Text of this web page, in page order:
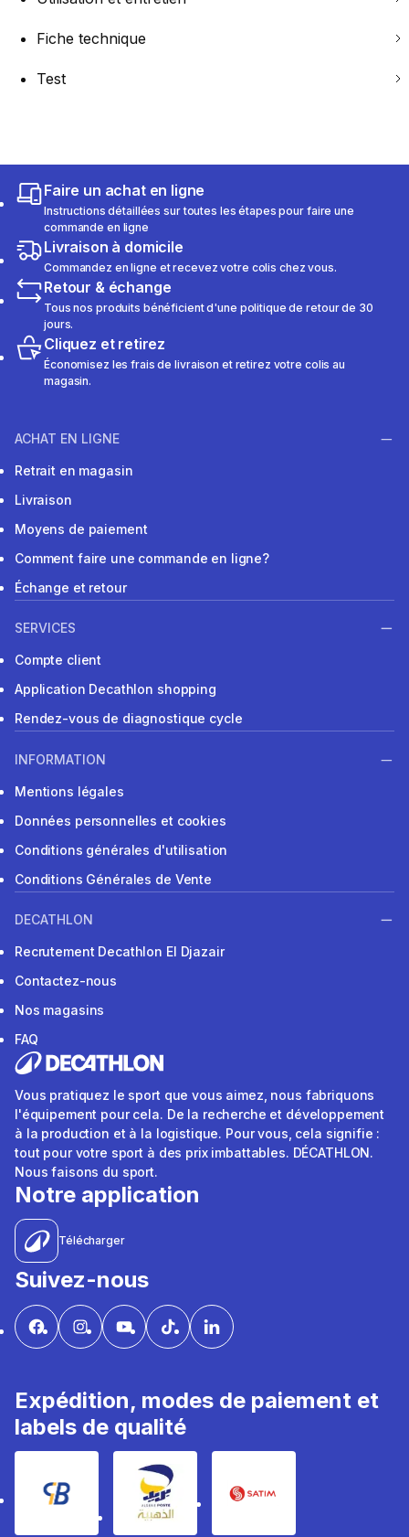
Fiche technique
Test
Faire un achat en ligne
Instructions détaillées sur toutes les étapes pour faire une
commande en ligne
Livraison à domicile
Commandez en ligne et recevez votre colis chez vous.
Retour & échange
Tous nos produits bénéficient d'une politique de retour de 30
jours.
Cliquez et retirez
Économisez les frais de livraison et retirez votre colis au
magasin.
ACHAT EN LIGNE
Retrait en magasin
Livraison
Moyens de paiement
Comment faire une commande en ligne?
Échange et retour
SERVICES
Compte client
Application Decathlon shopping
Rendez-vous de diagnostique cycle
INFORMATION
Mentions légales
Données personnelles et cookies
Conditions générales d'utilisation
Conditions Générales de Vente
DECATHLON
Recrutement Decathlon El Djazair
Contactez-nous
Nos magasins
FAQ
Vous pratiquez le sport que vous aimez, nous fabriquons
l'équipement pour cela. De la recherche et développement
à la production et à la logistique. Pour vous, cela signifie :
tout pour votre sport à des prix imbattables. DÉCATHLON.
Nous faisons du sport.
Notre application
Télécharger
Suivez-nous
Expédition, modes de paiement et
labels de qualité